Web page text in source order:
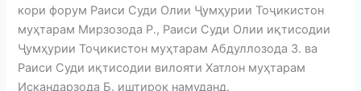
кори форум Раиси Суди Олии Ҷумҳурии Тоҷикистон
муҳтарам Мирзозода Р., Раиси Суди Олии иқтисодии
Ҷумҳурии Тоҷикистон муҳтарам Абдуллозода З. ва
Раиси Суди иқтисодии вилояти Хатлон муҳтарам
Искандарзода Б. иштирок намуданд.